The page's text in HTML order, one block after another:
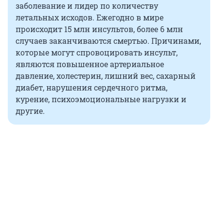
заболевание и лидер по количеству
летальных исходов. Ежегодно в мире
происходит 15 млн инсультов, более 6 млн
случаев заканчиваются смертью. Причинами,
которые могут спровоцировать инсульт,
являются повышенное артериальное
давление, холестерин, лишний вес, сахарный
диабет, нарушения сердечного ритма,
курение, психоэмоциональные нагрузки и
другие.